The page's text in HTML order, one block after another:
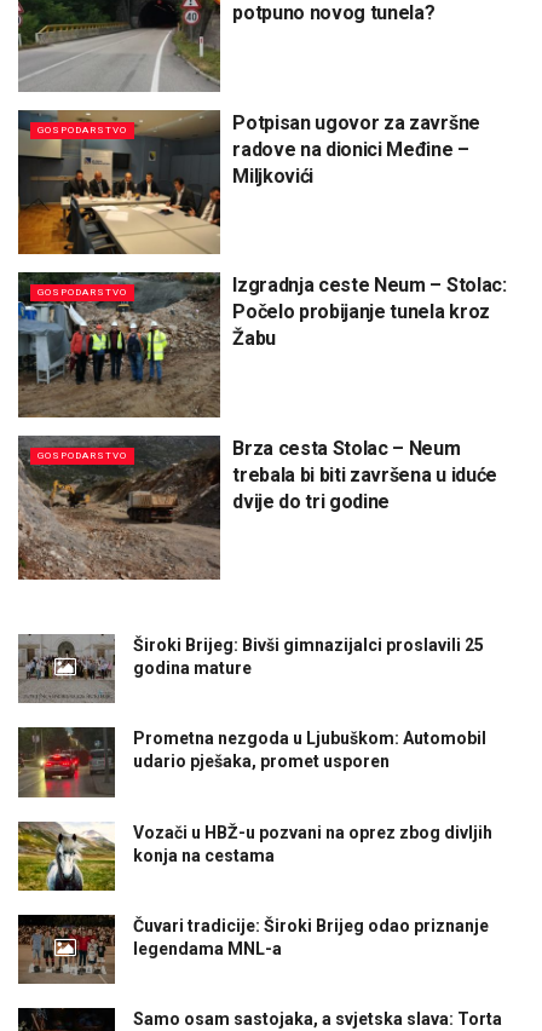
potpuno novog tunela?
GOSPODARSTVO
Potpisan ugovor za završne
radove na dionici Međine –
Miljkovići
GOSPODARSTVO
Izgradnja ceste Neum – Stolac:
Počelo probijanje tunela kroz
Žabu
GOSPODARSTVO
Brza cesta Stolac – Neum
trebala bi biti završena u iduće
dvije do tri godine
Široki Brijeg: Bivši gimnazijalci proslavili 25
godina mature
Prometna nezgoda u Ljubuškom: Automobil
udario pješaka, promet usporen
Vozači u HBŽ-u pozvani na oprez zbog divljih
konja na cestama
Čuvari tradicije: Široki Brijeg odao priznanje
legendama MNL-a
Samo osam sastojaka, a svjetska slava: Torta